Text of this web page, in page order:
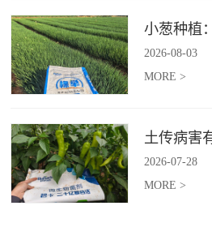
2026-08-03
MORE >
2026-07-28
MORE >